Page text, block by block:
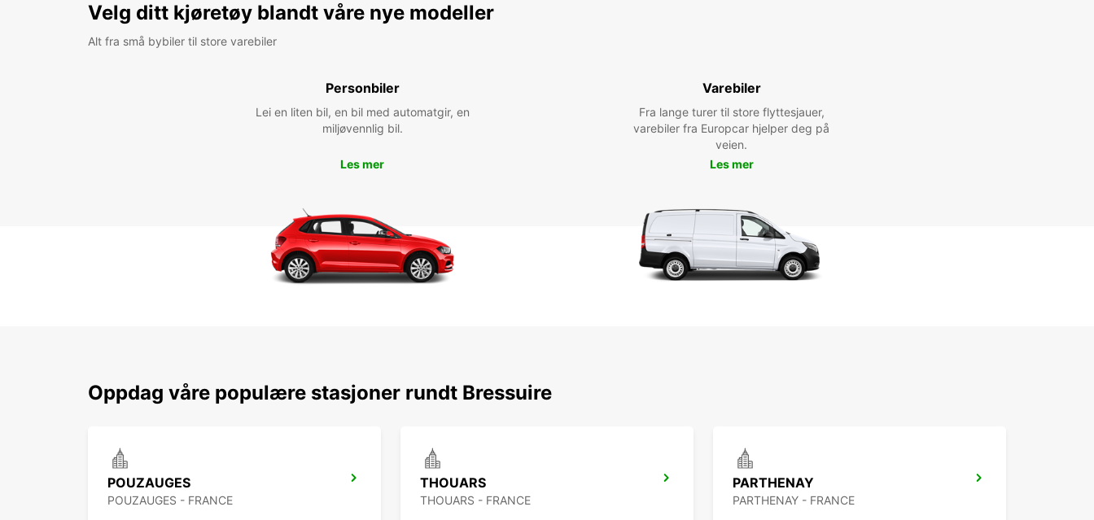
Velg ditt kjøretøy blandt våre nye modeller
Alt fra små bybiler til store varebiler
Personbiler
Lei en liten bil, en bil med automatgir, en
miljøvennlig bil.
Les mer
Varebiler
Fra lange turer til store flyttesjauer,
varebiler fra Europcar hjelper deg på
veien.
Les mer
Oppdag våre populære stasjoner rundt Bressuire
POUZAUGES
POUZAUGES - FRANCE
THOUARS
THOUARS - FRANCE
PARTHENAY
PARTHENAY - FRANCE